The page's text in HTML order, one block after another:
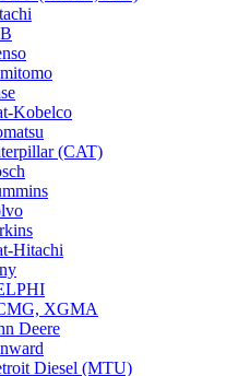
Kobelco
(CAT)
Hitachi
XGMA
Deere
Diesel (MTU)